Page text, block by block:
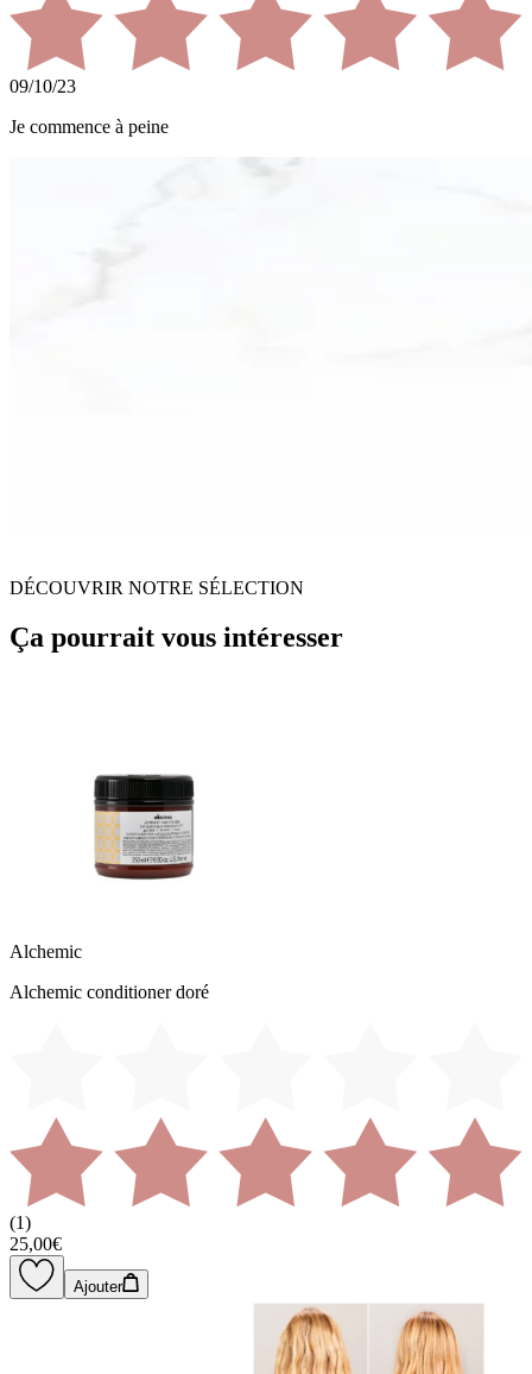
09/10/23
Je commence à peine
DÉCOUVRIR NOTRE SÉLECTION
Ça pourrait vous intéresser
Alchemic
Alchemic conditioner doré
(1)
25,00€
Ajouter